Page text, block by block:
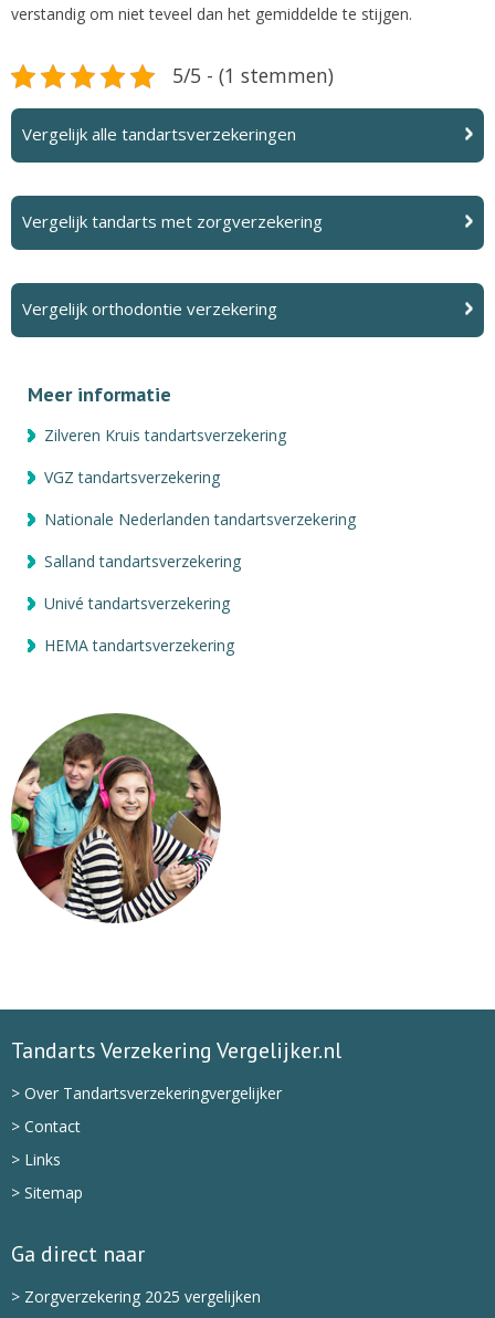
verstandig om niet teveel dan het gemiddelde te stijgen.
5/5 - (1 stemmen)
Vergelijk alle tandartsverzekeringen
Vergelijk tandarts met zorgverzekering
Vergelijk orthodontie verzekering
Meer informatie
Zilveren Kruis tandartsverzekering
VGZ tandartsverzekering
Nationale Nederlanden tandartsverzekering
Salland tandartsverzekering
Univé tandartsverzekering
HEMA tandartsverzekering
Tandarts Verzekering Vergelijker.nl
> Over Tandartsverzekeringvergelijker
> Contact
> Links
> Sitemap
Ga direct naar
> Zorgverzekering 2025 vergelijken